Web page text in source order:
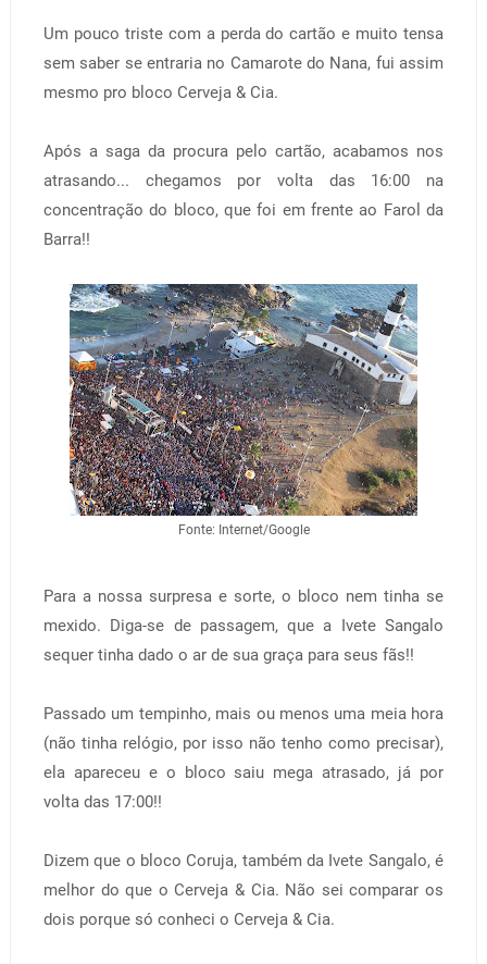
Um pouco triste com a perda do cartão e muito tensa
sem saber se entraria no Camarote do Nana, fui assim
mesmo pro bloco Cerveja & Cia.
Após a saga da procura pelo cartão, acabamos nos
atrasando... chegamos por volta das 16:00 na
concentração do bloco, que foi em frente ao Farol da
Barra!!
Fonte: Internet/Google
Para a nossa surpresa e sorte, o bloco nem tinha se
mexido. Diga-se de passagem, que a Ivete Sangalo
sequer tinha dado o ar de sua graça para seus fãs!!
Passado um tempinho, mais ou menos uma meia hora
(não tinha relógio, por isso não tenho como precisar),
ela apareceu e o bloco saiu mega atrasado, já por
volta das 17:00!!
Dizem que o bloco Coruja, também da Ivete Sangalo, é
melhor do que o Cerveja & Cia. Não sei comparar os
dois porque só conheci o Cerveja & Cia.